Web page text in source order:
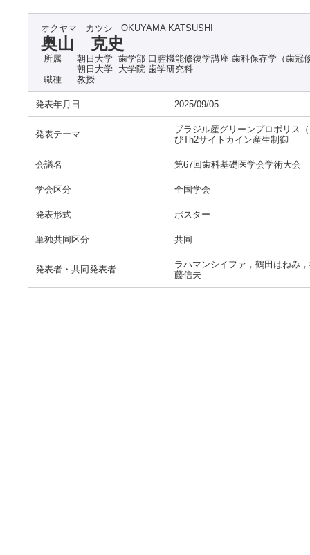
オクヤマ カツシ OKUYAMA KATSUSHI
奥山 克史
所属
朝日大学 歯学部 口腔機能修復学講座 歯科保存学（歯冠
朝日大学 大学院 歯学研究科
職種
教授
発表年月日 2025/09/05
発表テーマ
ブラジル産グリーンプロポリス
びTh2サイトカイン産生制御
会議名 第67回歯科基礎医学会学術大会
学会区分 全国学会
発表形式 ポスター
単独共同区分 共同
発表者・共同発表者
ラハマンシイファ，鶴田はねみ
藤信夫